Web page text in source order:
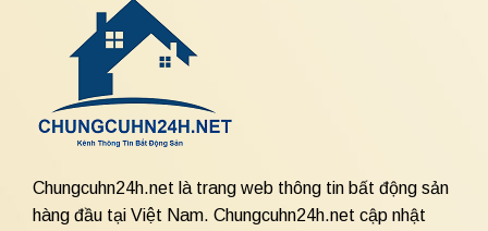
Chungcuhn24h.net là trang web thông tin bất động sản
hàng đầu tại Việt Nam. Chungcuhn24h.net cập nhật